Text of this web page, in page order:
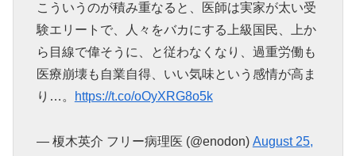
こういうのが積み重なると、医師は実家が太い受
験エリートで、人々をバカにする上級国民、上か
ら目線で偉そうに、と従わなくなり、過重労働も
医療崩壊も自業自得、いい気味という感情が高ま
り…。
https://t.co/oOyXRG8o5k
— 榎木英介 フリー病理医 (@enodon) August 25,